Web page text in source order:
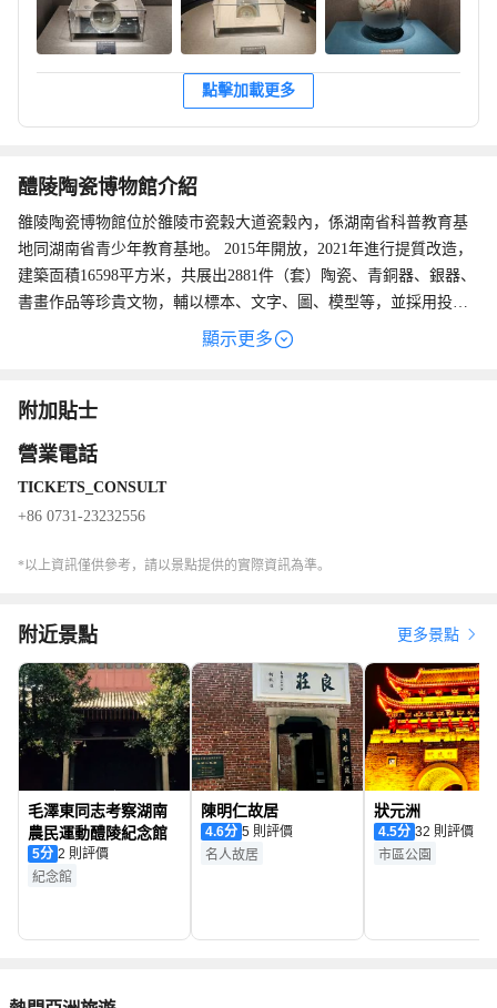
點擊加載更多
醴陵陶瓷博物館介紹
雒陵陶瓷博物館位於雒陵市瓷穀大道瓷穀內，係湖南省科普教育基
地同湖南省青少年教育基地。 2015年開放，2021年進行提質改造，
建築靣積16598平方米，共展出2881件（套）陶瓷、青銅器、銀器、
書畫作品等珍貴文物，輔以標本、文字、圖、模型等，並採用投影
儀、掂屏、視頻播放等多媒體手段，對文物及其文化內涵進行全方
藝術館展現雒陵現代藝術家姜今喺美術和書法方面嘅深厚造詣同非
顯示更多
附加貼士
營業電話
TICKETS_CONSULT
+86 0731-23232556
*以上資訊僅供參考，請以景點提供的實際資訊為準。
附近景點 更多景點
毛澤東同志考察湖南
農民運動醴陵紀念館
5分
2 則評價
紀念館
陳明仁故居
4.6分
5 則評價
名人故居
狀元洲
4.5分
32 則評價
市區公園